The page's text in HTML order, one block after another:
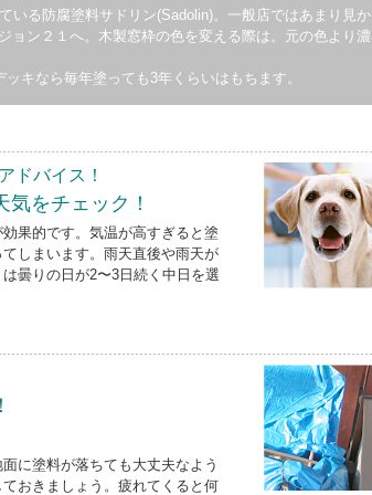
いる防腐塗料サドリン(Sadolin)。一般店ではあまり見か
ョン２１へ。木製窓枠の色を変える際は。元の色より濃
キなら毎年塗っても3年くらいはもちます。
ドバイス！
をチェック！
果的です。気温が高すぎると塗
しまいます。雨天直後や雨天が
曇りの日が2〜3日続く中日を選
に塗料が落ちても大丈夫なよう
おきましょう。疲れてくると何